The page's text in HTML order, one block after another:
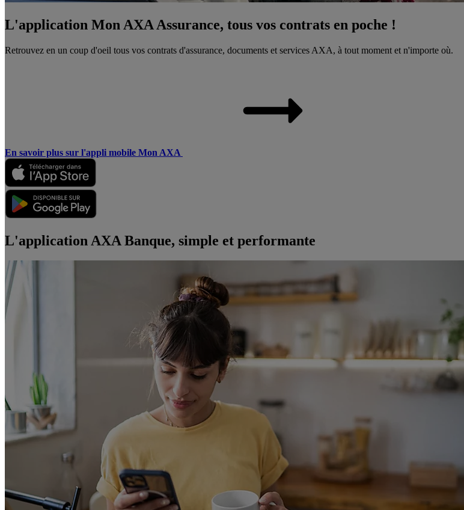
L'application Mon AXA Assurance, tous vos contrats en poche !
Retrouvez en un coup d'oeil tous vos contrats d'assurance, documents et services AXA, à tout moment et n'importe où.
En savoir plus sur l'appli mobile Mon AXA
L'application AXA Banque, simple et performante